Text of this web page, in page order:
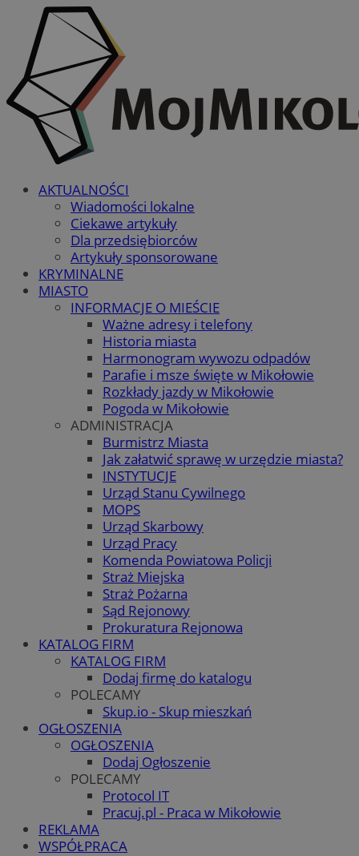
AKTUALNOŚCI
Wiadomości lokalne
Ciekawe artykuły
Dla przedsiębiorców
Artykuły sponsorowane
KRYMINALNE
MIASTO
INFORMACJE O MIEŚCIE
Ważne adresy i telefony
Historia miasta
Harmonogram wywozu odpadów
Parafie i msze święte w Mikołowie
Rozkłady jazdy w Mikołowie
Pogoda w Mikołowie
ADMINISTRACJA
Burmistrz Miasta
Jak załatwić sprawę w urzędzie miasta?
INSTYTUCJE
Urząd Stanu Cywilnego
MOPS
Urząd Skarbowy
Urząd Pracy
Komenda Powiatowa Policji
Straż Miejska
Straż Pożarna
Sąd Rejonowy
Prokuratura Rejonowa
KATALOG FIRM
KATALOG FIRM
Dodaj firmę do katalogu
POLECAMY
Skup.io - Skup mieszkań
OGŁOSZENIA
OGŁOSZENIA
Dodaj Ogłoszenie
POLECAMY
Protocol IT
Pracuj.pl - Praca w Mikołowie
REKLAMA
WSPÓŁPRACA